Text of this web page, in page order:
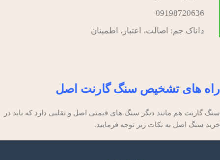
09198720636
داناک جم: اصالت، اعتبار، اطمینان
راه های تشخیص سنگ گارنت اصل
سنگ گارنت هم مانند دیگر سنگ های قیمتی اصل و تقلبی دارد که باید در
خرید سنگ اصل به نکات زیر توجه فرمایید.